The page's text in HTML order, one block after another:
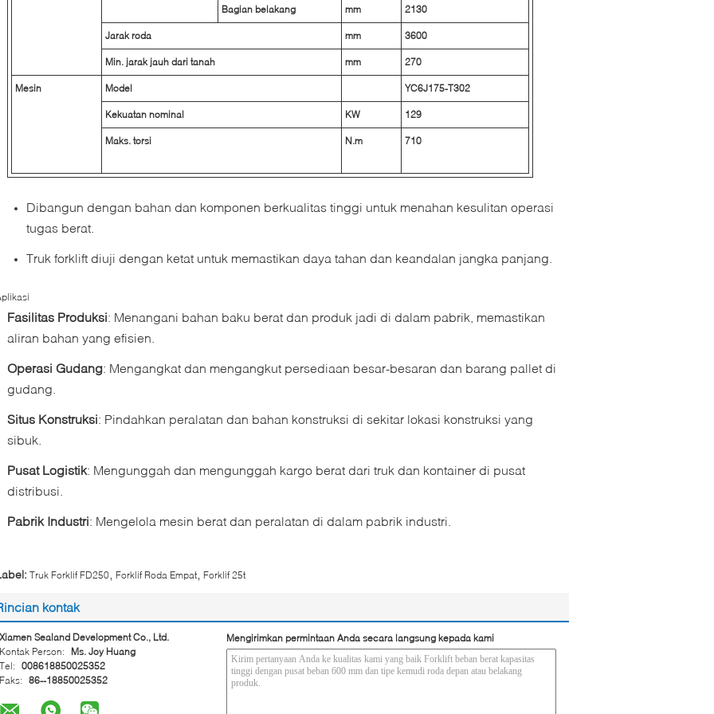
Bagian belakang mm 2130
Jarak roda mm 3600
Min. jarak jauh dari tanah mm 270
Mesin Model YC6J175-T302
Kekuatan nominal KW 129
Maks. torsi N.m 710
Dibangun dengan bahan dan komponen berkualitas tinggi untuk menahan kesulitan operasi
tugas berat.
Truk forklift diuji dengan ketat untuk memastikan daya tahan dan keandalan jangka panjang.
Fasilitas Produksi: Menangani bahan baku berat dan produk jadi di dalam pabrik, memastikan
aliran bahan yang efisien.
Operasi Gudang: Mengangkat dan mengangkut persediaan besar-besaran dan barang pallet di
gudang.
Situs Konstruksi: Pindahkan peralatan dan bahan konstruksi di sekitar lokasi konstruksi yang
sibuk.
Pusat Logistik: Mengunggah dan mengunggah kargo berat dari truk dan kontainer di pusat
distribusi.
Pabrik Industri: Mengelola mesin berat dan peralatan di dalam pabrik industri.
Truk Forklif FD250 Forklif Roda Empat Forklif 25t
kontak
Xiamen Sealand Development Co., Ltd.
Kontak Person:
Ms. Joy Huang
Tel: 008618850025352
Faks: 86--18850025352
Mengirimkan permintaan Anda secara langsung kepada kami